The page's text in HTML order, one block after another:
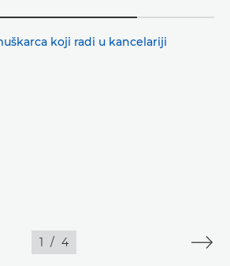
HIBRIDNE CENTRALE
1 / 4